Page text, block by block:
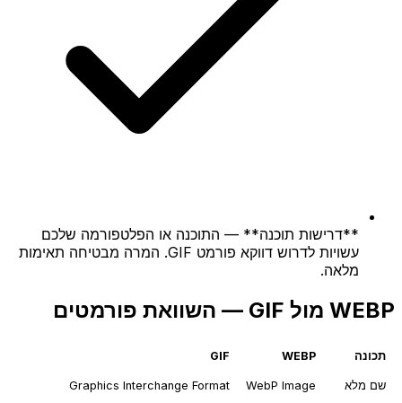
**דרישות תוכנה** — התוכנה או הפלטפורמה שלכם
עשויות לדרוש דווקא פורמט GIF. המרה מבטיחה תאימות
מלאה.
WEBP מול GIF — השוואת פורמטים
תכונה WEBP
GIF
שם מלא WebP Image
Graphics Interchange Format